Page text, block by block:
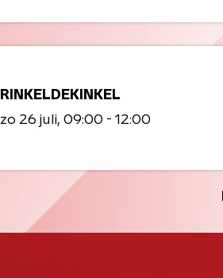
RINKELDEKINKEL
zo 26 juli 09:00 - 12:00